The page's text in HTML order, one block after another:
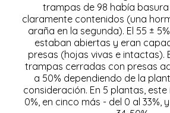
trampas de 98 había
claramente contenidos (una
araña en la segunda). El 55 ±
estaban abiertas y eran
presas (hojas vivas e intactas).
trampas cerradas con presas
a 50% dependiendo de la
consideración. En 5 plantas,
0%, en cinco más - del 0 al 33%,